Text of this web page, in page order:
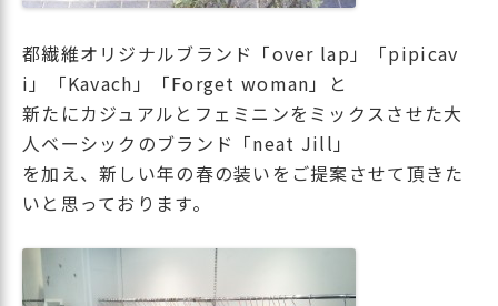
都繊維オリジナルブランド「over lap」「pipicav
i」「Kavach」「Forget woman」と
新たにカジュアルとフェミニンをミックスさせた大
人ベーシックのブランド「neat Jill」
を加え、新しい年の春の装いをご提案させて頂きた
いと思っております。